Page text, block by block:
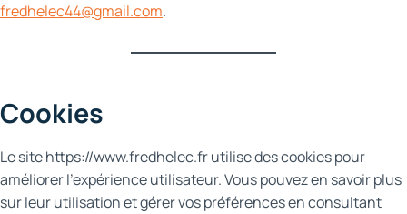
fredhelec44@gmail.com.
Cookies
Le site https://www.fredhelec.fr utilise des cookies pour
améliorer l’expérience utilisateur. Vous pouvez en savoir plus
sur leur utilisation et gérer vos préférences en consultant